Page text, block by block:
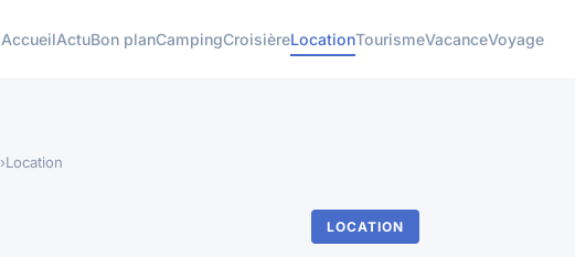
AccueilActuBon planCampingCroisièreLocationTourismeVacanceVoyage
›Location
LOCATION